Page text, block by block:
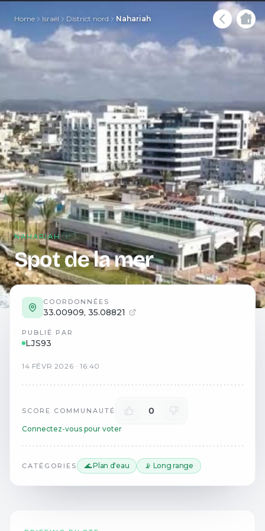
Home Israël District nord Nahariah
NAHARIAH
Spot de la mer
COORDONNÉES
33.00909, 35.08821
PUBLIÉ PAR
LJS93
14 FÉVR 2026 ·16:40
SCORE COMMUNAUTÉ 0
Connectez-vous pour voter
CATÉGORIES 🌊 Plan d'eau 📡 Long range